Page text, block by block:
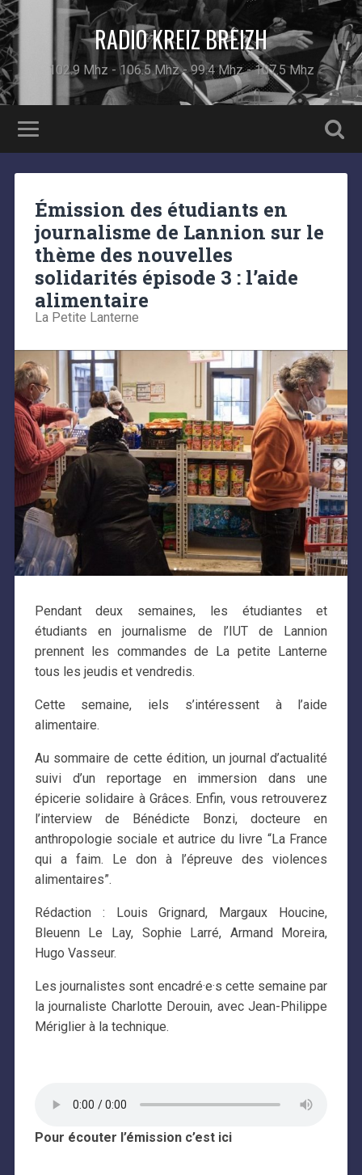
RADIO KREIZ BREIZH
102.9 Mhz - 106.5 Mhz - 99.4 Mhz - 107.5 Mhz
Émission des étudiants en
journalisme de Lannion sur le
thème des nouvelles
solidarités épisode 3 : l’aide
alimentaire
La Petite Lanterne
Pendant deux semaines, les étudiantes et
étudiants en journalisme de l’IUT de Lannion
prennent les commandes de La petite Lanterne
tous les jeudis et vendredis.
Cette semaine, iels s’intéressent à l’aide
alimentaire.
Au sommaire de cette édition, un journal d’actualité
suivi d’un reportage en immersion dans une
épicerie solidaire à Grâces. Enfin, vous retrouverez
l’interview de Bénédicte Bonzi, docteure en
anthropologie sociale et autrice du livre “La France
qui a faim. Le don à l’épreuve des violences
alimentaires”.
Rédaction : Louis Grignard, Margaux Houcine,
Bleuenn Le Lay, Sophie Larré, Armand Moreira,
Hugo Vasseur.
Les journalistes sont encadré·e·s cette semaine par
la journaliste Charlotte Derouin, avec Jean-Philippe
Mériglier à la technique.
Pour écouter l’émission c’est ici